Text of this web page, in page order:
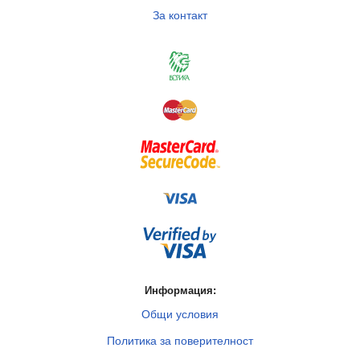
За контакт
Информация:
Общи условия
Политика за поверителност